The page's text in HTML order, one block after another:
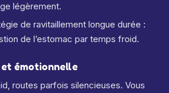
légèrement.
de ravitaillement longue durée :
de l’estomac par temps froid.
émotionnelle
routes parfois silencieuses. Vous